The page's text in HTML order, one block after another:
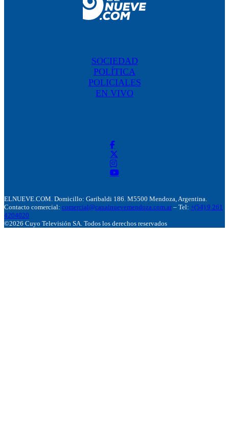
SOCIEDAD
POLÍTICA
POLICIALES
EN VIVO
ELNUEVE.COM. Domicillo: Garibaldi 186. M5500 Mendoza, Argentina.
Contacto comercial: comercial@canalnuevemendoza.com.ar – Tel: +(54) 9 261
4204020
©2026 Cuyo Televisión SA. Todos los derechos reservados